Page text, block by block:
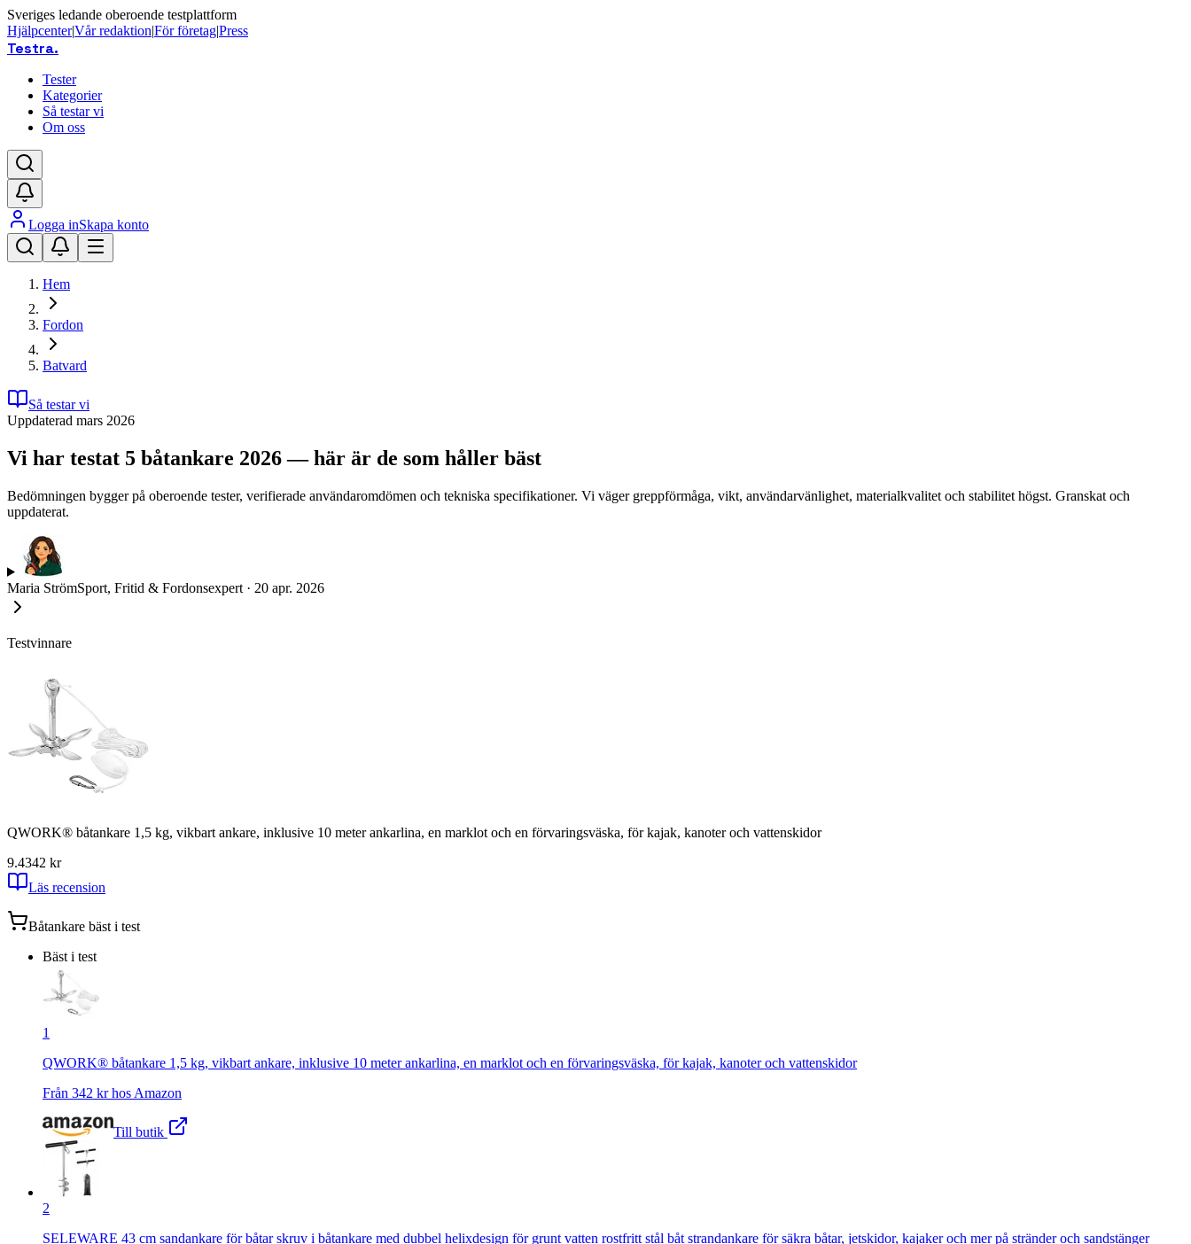
Sveriges ledande oberoende testplattform
Hjälpcenter|Vår redaktion|För företag|Press
Testra.
Tester
Kategorier
Så testar vi
Om oss
Logga inSkapa konto
Hem
Fordon
Batvard
Så testar vi
Uppdaterad mars 2026
Vi har testat 5 båtankare 2026 — här är de som håller bäst
Bedömningen bygger på oberoende tester, verifierade användaromdömen och tekniska specifikationer. Vi väger greppförmåga, vikt, användarvänlighet, materialkvalitet och stabilitet högst. Granskat och
uppdaterat.
Maria StrömSport, Fritid & Fordonsexpert · 20 apr. 2026
Testvinnare
QWORK® båtankare 1,5 kg, vikbart ankare, inklusive 10 meter ankarlina, en marklot och en förvaringsväska, för kajak, kanoter och vattenskidor
9.4342 kr
Läs recension
Båtankare bäst i test
Bäst i test
1
QWORK® båtankare 1,5 kg, vikbart ankare, inklusive 10 meter ankarlina, en marklot och en förvaringsväska, för kajak, kanoter och vattenskidor
Från 342 kr hos Amazon
Till butik
2
SELEWARE 43 cm sandankare för båtar skruv i båtankare med dubbel helixdesign för grunt vatten rostfritt stål båt strandankare för säkra båtar, jetskidor, kajaker och mer på stränder och sandstänger